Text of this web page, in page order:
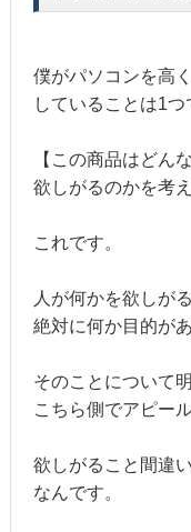
僕がパソコンを高
していることは1つ
【この商品はどん
欲しがるのかを考え
これです。
人が何かを欲しが
絶対に何か目的が
そのことについて
こちら側でアピー
欲しがること間違
なんです。